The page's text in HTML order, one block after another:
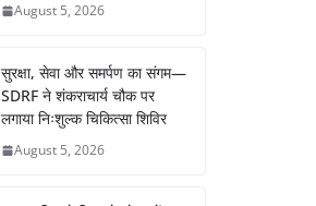
August 5, 2026
सुरक्षा, सेवा और समर्पण का संगम—
SDRF ने शंकराचार्य चौक पर
लगाया निःशुल्क चिकित्सा शिविर
August 5, 2026